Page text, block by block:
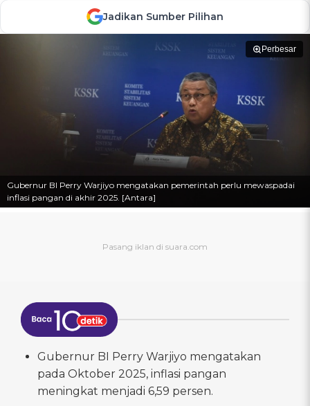
Jadikan Sumber Pilihan
Perbesar
Gubernur BI Perry Warjiyo mengatakan pemerintah perlu mewaspadai
inflasi pangan di akhir 2025. [Antara]
Gubernur BI Perry Warjiyo mengatakan
pada Oktober 2025, inflasi pangan
meningkat menjadi 6,59 persen.